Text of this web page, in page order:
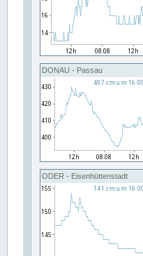
DONAU - Passau
ODER - Eisenhüttenstadt